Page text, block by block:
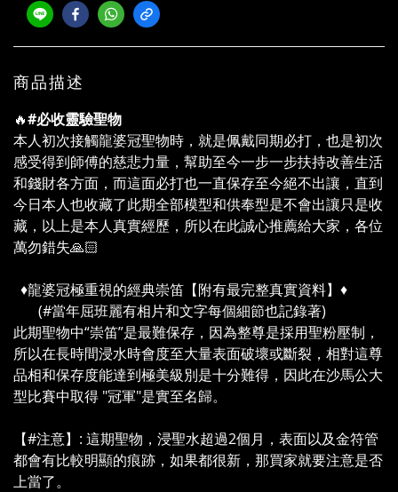
商品描述
🔥#必收靈驗聖物
本人初次接觸龍婆冠聖物時，就是佩戴同期必打，也是初次
感受得到師傅的慈悲力量，幫助至今一步一步扶持改善生活
和錢財各方面，而這面必打也一直保存至今絕不出讓，直到
今日本人也收藏了此期全部模型和供奉型是不會出讓只是收
藏，以上是本人真實經歷，所以在此誠心推薦給大家，各位
萬勿錯失🙏🏻
♦️龍婆冠極重視的經典崇笛【附有最完整真實資料】♦️
(#當年屈班麗有相片和文字每個細節也記錄著)
此期聖物中“崇笛”是最難保存，因為整尊是採用聖粉壓制，
所以在長時間浸水時會度至大量表面破壞或斷裂，相對這尊
品相和保存度能達到極美級別是十分難得，因此在沙馬公大
型比賽中取得 "冠軍"是實至名歸。
【#注意】: 這期聖物，浸聖水超過2個月，表面以及金符管
都會有比較明顯的痕跡，如果都很新，那買家就要注意是否
上當了。